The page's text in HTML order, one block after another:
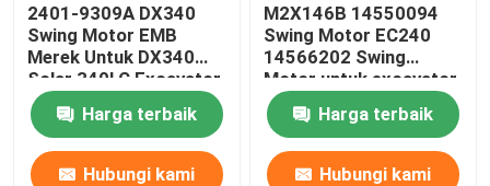
2401-9309A DX340
Swing Motor EMB
Merek Untuk DX340
Solar 340LC Excavator
Harga terbaik
Hubungi kami
M2X146B 14550094
Swing Motor EC240
14566202 Swing
Motor untuk excavator
Harga terbaik
Hubungi kami